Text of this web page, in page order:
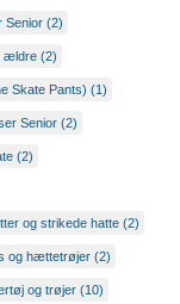
Senior (2)
(2)
Skate Pants) (1)
Senior (2)
(2)
og strikede hatte (2)
og hættetrøjer (2)
og trøjer (10)